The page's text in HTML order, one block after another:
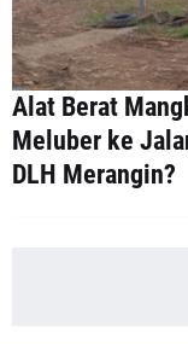
Alat Berat
Meluber ke
DLH Merangin?